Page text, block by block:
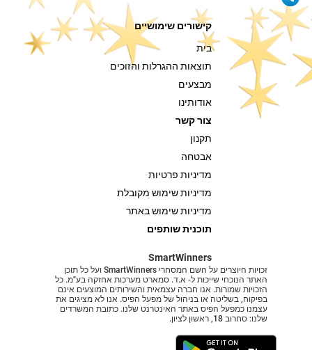
קישורים שימושיים
בית
תוצאות ההגרלות והזוכים
מבצעים
אודותינו
צור קשר
תקנון
אבטחה
מדיניות פרטיות
מדיניות שימוש מקובלת
מדיניות שימוש באתר
תוכנית שותפים
SmartWinners
זכויות היוצרים על השם המסחרי SmartWinners ועל כל תוכן
האתר הנוכחי שייכות ל- א.ד. סמארט מערכות אחזקה בע"מ. כל
הזכויות שמורות. אנו חברה עצמאית והשירותים המוצעים אינם
בפיקוח, בשליטה או בניהול של מפעל הפיס. אנו לא מציגים את
עצמנו כמפעל הפיס באתר האינטרנט שלנו. כתובת המשרדים
שלנו: סחרוב 18, ראשון לציון.